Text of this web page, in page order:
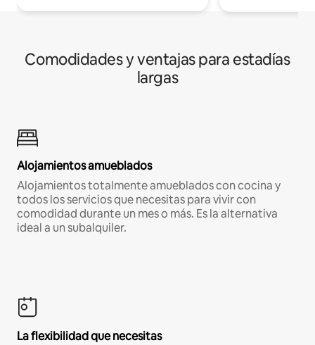
Comodidades y ventajas para estadías
largas
Alojamientos amueblados
Alojamientos totalmente amueblados con cocina y
todos los servicios que necesitas para vivir con
comodidad durante un mes o más. Es la alternativa
ideal a un subalquiler.
La flexibilidad que necesitas